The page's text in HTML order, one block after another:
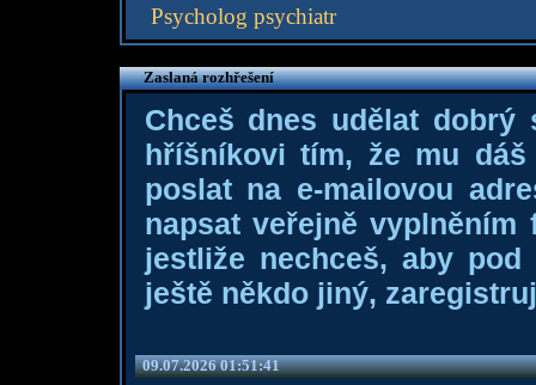
Psycholog psychiatr
Zaslaná rozhřešení
Chceš dnes udělat dobrý
hříšníkovi tím, že mu
poslat na e-mailovou
napsat veřejně
jestliže nechceš, aby
ještě někdo jiný,
09.07.2026 01:51:41